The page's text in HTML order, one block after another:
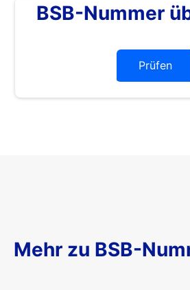
BSB-Nummer
Prüfen
Mehr zu BSB-